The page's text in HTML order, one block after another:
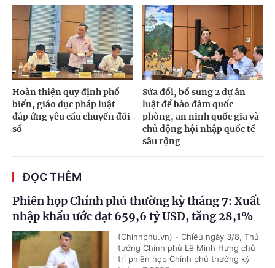
Hoàn thiện quy định phổ
biến, giáo dục pháp luật
đáp ứng yêu cầu chuyển đổi
số
Sửa đổi, bổ sung 2 dự án
luật để bảo đảm quốc
phòng, an ninh quốc gia và
chủ động hội nhập quốc tế
sâu rộng
ĐỌC THÊM
Phiên họp Chính phủ thường kỳ tháng 7: Xuất
nhập khẩu ước đạt 659,6 tỷ USD, tăng 28,1%
(Chinhphu.vn) - Chiều ngày 3/8, Thủ
tướng Chính phủ Lê Minh Hưng chủ
trì phiên họp Chính phủ thường kỳ